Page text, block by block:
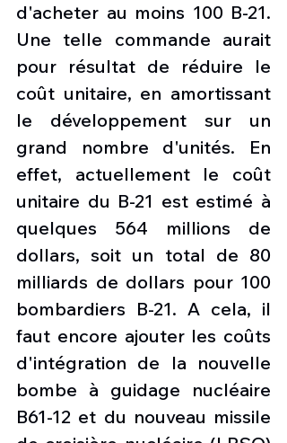
d'acheter au moins 100 B-21.
Une telle commande aurait
pour résultat de réduire le
coût unitaire, en amortissant
le développement sur un
grand nombre d'unités. En
effet, actuellement le coût
unitaire du B-21 est estimé à
quelques 564 millions de
dollars, soit un total de 80
milliards de dollars pour 100
bombardiers B-21. A cela, il
faut encore ajouter les coûts
d'intégration de la nouvelle
bombe à guidage nucléaire
B61-12 et du nouveau missile